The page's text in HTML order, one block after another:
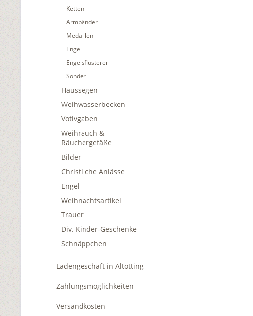
Ketten
Armbänder
Medaillen
Engel
Engelsflüsterer
Sonder
Haussegen
Weihwasserbecken
Votivgaben
Weihrauch &
Räuchergefäße
Bilder
Christliche Anlässe
Engel
Weihnachtsartikel
Trauer
Div. Kinder-Geschenke
Schnäppchen
Ladengeschäft in Altötting
Zahlungsmöglichkeiten
Versandkosten